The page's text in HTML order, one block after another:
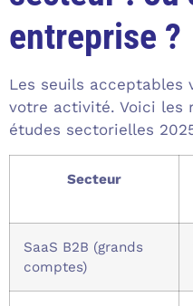
entreprise ?
Les seuils acceptables
votre activité. Voici les
études sectorielles
Secteur
SaaS B2B (grands
comptes)